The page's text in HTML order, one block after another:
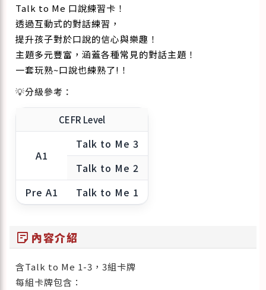
Talk to Me 口說練習卡！
透過互動式的對話練習，
提升孩子對於口說的信心與樂趣！
主題多元豐富，涵蓋各種常見的對話主題！
一套玩熟~口說也練熟了!！
💡分級參考：
CEFR Level
A1
Talk to Me 3
Talk to Me 2
Pre A1
Talk to Me 1
sticky_note_2 內容介紹
含Talk to Me 1-3，3組卡牌
每組卡牌包含：